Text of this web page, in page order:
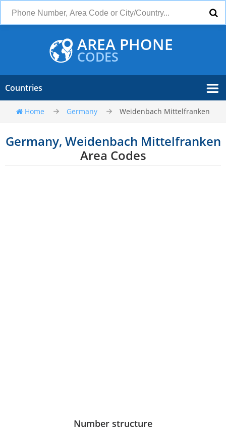
AREA PHONE
CODES
Countries
Home Germany Weidenbach Mittelfranken
Germany, Weidenbach Mittelfranken
Area Codes
Number structure